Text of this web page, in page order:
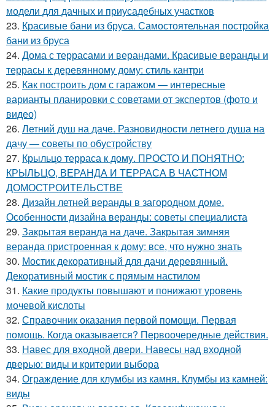
модели для дачных и приусадебных участков
23. Красивые бани из бруса. Самостоятельная постройка
бани из бруса
24. Дома с террасами и верандами. Красивые веранды и
террасы к деревянному дому: стиль кантри
25. Как построить дом с гаражом — интересные
варианты планировки с советами от экспертов (фото и
видео)
26. Летний душ на даче. Разновидности летнего душа на
дачу — советы по обустройству
27. Крыльцо терраса к дому. ПРОСТО И ПОНЯТНО:
КРЫЛЬЦО, ВЕРАНДА И ТЕРРАСА В ЧАСТНОМ
ДОМОСТРОИТЕЛЬСТВЕ
28. Дизайн летней веранды в загородном доме.
Особенности дизайна веранды: советы специалиста
29. Закрытая веранда на даче. Закрытая зимняя
веранда пристроенная к дому: все, что нужно знать
30. Мостик декоративный для дачи деревянный.
Декоративный мостик с прямым настилом
31. Какие продукты повышают и понижают уровень
мочевой кислоты
32. Справочник оказания первой помощи. Первая
помощь. Когда оказывается? Первоочередные действия.
33. Навес для входной двери. Навесы над входной
дверью: виды и критерии выбора
34. Ограждение для клумбы из камня. Клумбы из камней:
виды